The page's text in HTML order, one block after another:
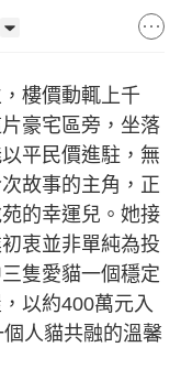
樓價動輒上千
豪宅區旁，坐落
平民價進駐，無
故事的主角，正
的幸運兒。她接
衷並非單純為投
隻愛貓一個穩定
以約400萬元入
人貓共融的溫馨